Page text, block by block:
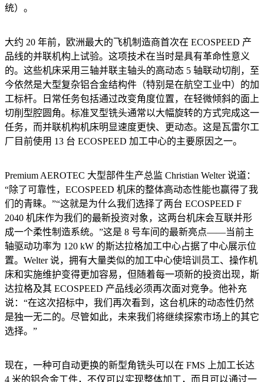
统）。
大约 20 年前，欧洲最大的飞机制造商首次在 ECOSPEED 产
品线的并联机构上试验。这项技术在当时是具有革命性意义
的。这些机床采用三轴并联主轴头的高动态 5 轴联动切削，至
今依然是大型复杂铝合金结构件（特别是在航空工业中）的加
工标杆。日常任务包括通过改变角度位置，在轻微倾斜的面上
切削型腔圆角。标准叉型铣头通常以大幅旋转的方式完成这一
任务，而并联机构机床明显速度更快、更动态。这是瓦雷尔工
厂目前使用 13 台 ECOSPEED 加工中心的主要原因之一。
Premium AEROTEC 大型部件生产总监 Christian Welter 说道：
“除了可靠性，ECOSPEED 机床的整体高动态性能也赢得了我
们的青睐。”“这就是为什么我们选择了两台 ECOSPEED F
2040 机床作为我们的最新投资对象，这两台机床会互联并形
成一个柔性制造系统。”这是 8 号车间的最新亮点——当前主
轴驱动功率为 120 kW 的斯达拉格加工中心占据了中心展示位
置。Welter 说，拥有大量类似的加工中心使培训员工、操作机
床和实施维护变得更加容易，但随着每一项新的投资出现，斯
达拉格及其 ECOSPEED 产品线必须再次面对竞争。他补充
说：“在这次招标中，我们再次看到，这台机床的动态性仍然
是独一无二的。尽管如此，未来我们将继续探索市场上的其它
选择。”
现在，一种可自动更换的新型角铣头可以在 FMS 上加工长达
4 米的铝合金工件，不仅可以实现整体加工，而且可以通过一